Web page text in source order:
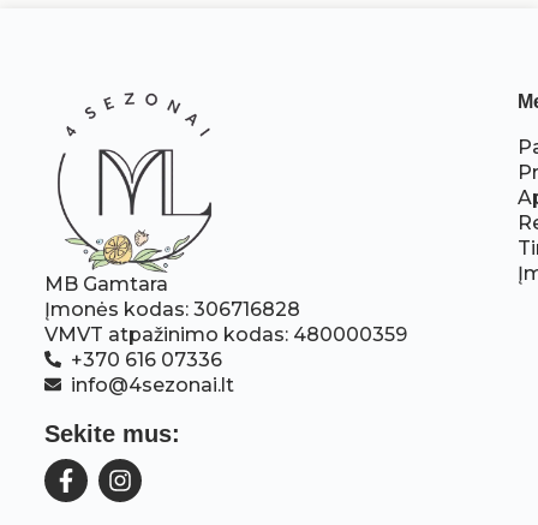
MB Gamtara
Įmonės kodas: 306716828
VMVT atpažinimo kodas: 480000359
+370 616 07336
info@4sezonai.lt
Sekite mus: